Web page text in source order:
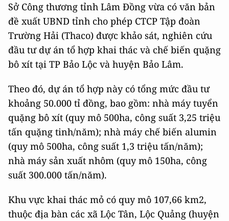
Sở Công thương tỉnh Lâm Đồng vừa có văn bản
đề xuất UBND tỉnh cho phép CTCP Tập đoàn
Trường Hải (Thaco) được khảo sát, nghiên cứu
đầu tư dự án tổ hợp khai thác và chế biến quặng
bô xít tại TP Bảo Lộc và huyện Bảo Lâm.
Theo đó, dự án tổ hợp này có tổng mức đầu tư
khoảng 50.000 tỉ đồng, bao gồm: nhà máy tuyển
quặng bô xít (quy mô 500ha, công suất 3,25 triệu
tấn quặng tinh/năm); nhà máy chế biến alumin
(quy mô 500ha, công suất 1,3 triệu tấn/năm);
nhà máy sản xuất nhôm (quy mô 150ha, công
suất 300.000 tấn/năm).
Khu vực khai thác mỏ có quy mô 107,66 km2,
thuộc địa bàn các xã Lộc Tân, Lộc Quảng (huyện